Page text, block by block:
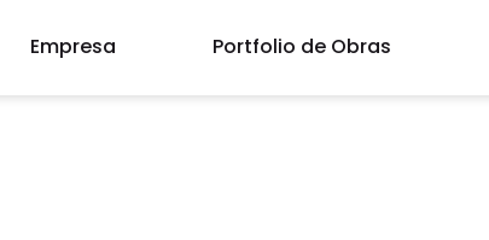
Empresa Portfolio de Obras